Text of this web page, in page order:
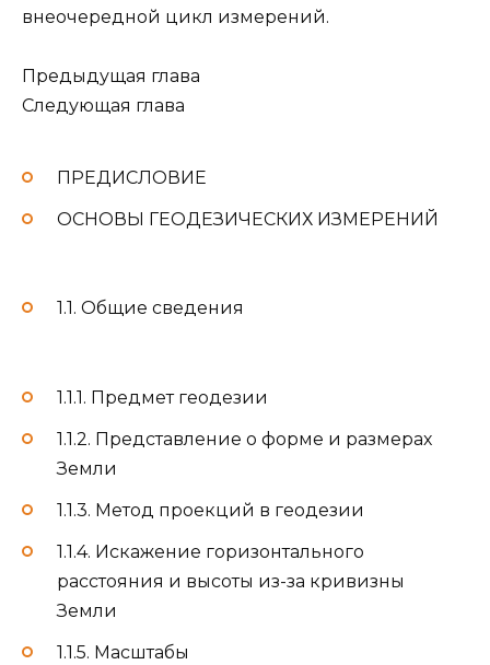
внеочередной цикл измерений.
Предыдущая глава
Следующая глава
ПРЕДИСЛОВИЕ
ОСНОВЫ ГЕОДЕЗИЧЕСКИХ ИЗМЕРЕНИЙ
1.1. Общие сведения
1.1.1. Предмет геодезии
1.1.2. Представление о форме и размерах
Земли
1.1.3. Метод проекций в геодезии
1.1.4. Искажение горизонтального
расстояния и высоты из-за кривизны
Земли
1.1.5. Масштабы